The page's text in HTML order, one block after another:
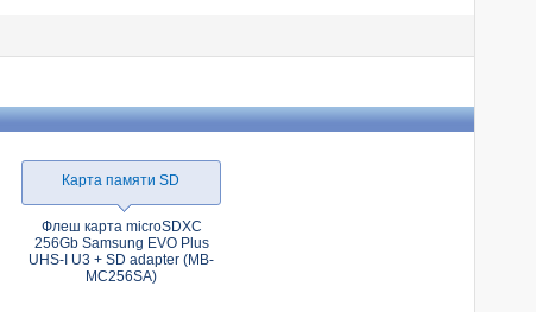
Карта памяти SD
Флеш карта microSDXC
256Gb Samsung EVO Plus
UHS-I U3 + SD adapter (MB-
MC256SA)